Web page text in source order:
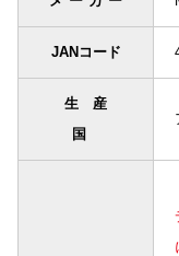
JANコード
生産
国